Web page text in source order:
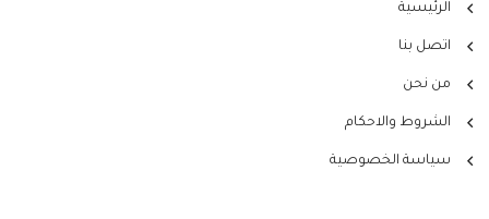
الرئيسية
اتصل بنا
من نحن
الشروط والاحكام
سياسة الخصوصية